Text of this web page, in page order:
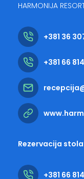
HARMONIJA
+381 36
+381 66 814
Rezervacija
+381 66